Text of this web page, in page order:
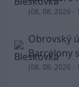
(08. 08. 2026 -
Obrovský
Barcelony
(08. 08. 2026 -